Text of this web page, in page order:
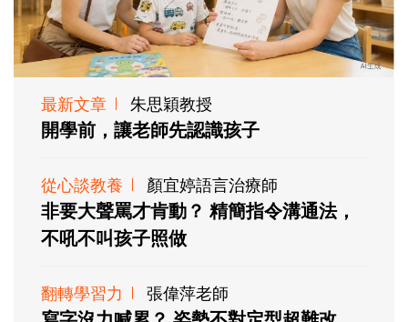
最新文章 朱思穎教授
開學前，讓老師先認識孩子
從心談教養 顏宜婷語言治療師
非要大聲罵才肯動？ 精簡指令溝通法，
不吼不叫孩子照做
翻轉學習力 張偉萍老師